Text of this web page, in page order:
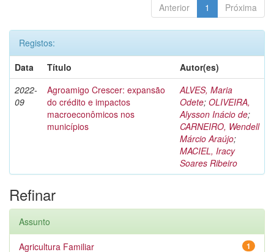
Anterior 1 Próxima
Registos:
Data
Título
Autor(es)
2022-
09
Agroamigo Crescer: expansão
do crédito e impactos
macroeconômicos nos
municípios
ALVES, Maria
Odete; OLIVEIRA,
Alysson Inácio de;
CARNEIRO, Wendell
Márcio Araújo;
MACIEL, Iracy
Soares Ribeiro
Refinar
Assunto
1
Agricultura Familiar